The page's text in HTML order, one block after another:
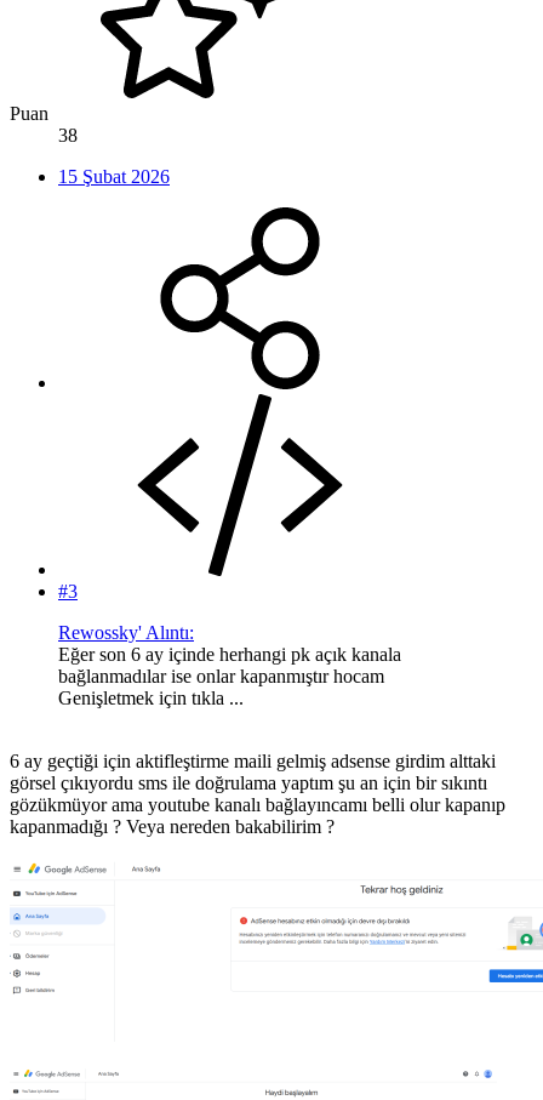
Puan
38
15 Şubat 2026
#3
Rewossky' Alıntı:
Eğer son 6 ay içinde herhangi pk açık kanala
bağlanmadılar ise onlar kapanmıştır hocam
Genişletmek için tıkla ...
6 ay geçtiği için aktifleştirme maili gelmiş adsense girdim alttaki
görsel çıkıyordu sms ile doğrulama yaptım şu an için bir sıkıntı
gözükmüyor ama youtube kanalı bağlayıncamı belli olur kapanıp
kapanmadığı ? Veya nereden bakabilirim ?